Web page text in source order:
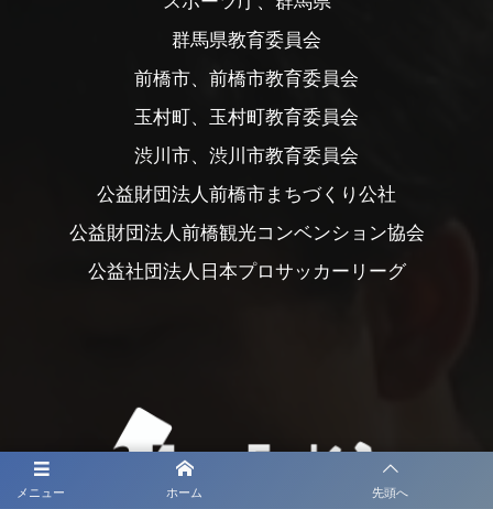
メニュー ホーム 先頭へ
群馬県教育委員会
前橋市、前橋市教育委員会
玉村町、玉村町教育委員会
渋川市、渋川市教育委員会
公益財団法人前橋市まちづくり公社
公益財団法人前橋観光コンベンション協会
公益社団法人日本プロサッカーリーグ